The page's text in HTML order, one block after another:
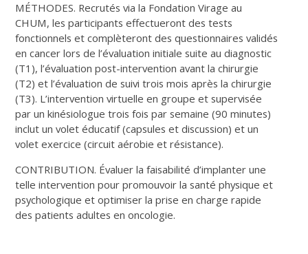
MÉTHODES. Recrutés via la Fondation Virage au
CHUM, les participants effectueront des tests
fonctionnels et complèteront des questionnaires validés
en cancer lors de l’évaluation initiale suite au diagnostic
(T1), l’évaluation post-intervention avant la chirurgie
(T2) et l’évaluation de suivi trois mois après la chirurgie
(T3). L’intervention virtuelle en groupe et supervisée
par un kinésiologue trois fois par semaine (90 minutes)
inclut un volet éducatif (capsules et discussion) et un
volet exercice (circuit aérobie et résistance).
CONTRIBUTION. Évaluer la faisabilité d’implanter une
telle intervention pour promouvoir la santé physique et
psychologique et optimiser la prise en charge rapide
des patients adultes en oncologie.